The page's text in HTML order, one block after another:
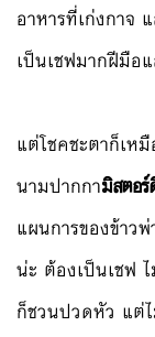
อาหารที่เก่งกาจ
เป็นเชฟมากฝีมือ
แต่โชคชะตาก็เห
นามปากกามิสตอ
แผนการของข้าว
น่ะ ต้องเป็นเชฟ
ก็ชวนปวดหัว แต่ไ